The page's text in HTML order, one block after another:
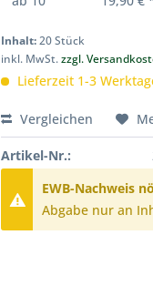
Inhalt:20 Stück
inkl. MwSt.zzgl.
Lieferzeit 1-3
Vergleichen
Artikel-Nr.:
EWB-Nachweis
Abgabe nur an